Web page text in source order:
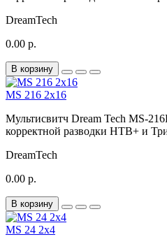
DreamTech
0.00 р.
В корзину
MS 216 2х16
Мультисвитч Dream Tech MS-
корректной разводки НТВ+ и
DreamTech
0.00 р.
В корзину
MS 24 2х4